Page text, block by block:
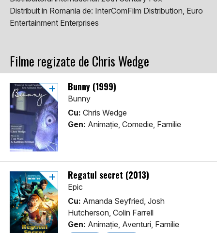
Distribuit in Romania de: InterComFilm Distribution, Euro
Entertainment Enterprises
Filme regizate de Chris Wedge
Bunny (1999)
Bunny
Cu: Chris Wedge
Gen: Animaţie, Comedie, Familie
Regatul secret (2013)
Epic
Cu: Amanda Seyfried, Josh
Hutcherson, Colin Farrell
Gen: Animaţie, Aventuri, Familie